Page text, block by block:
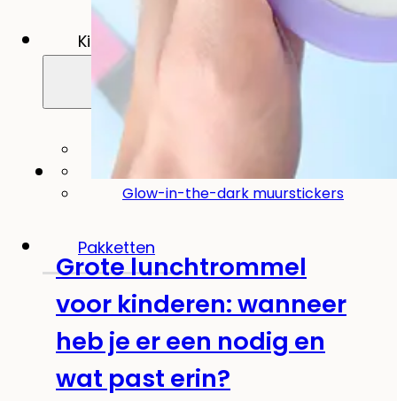
Kinderkamer
Voor de kinderkamer
Muurstickers
Glow-in-the-dark muurstickers
Pakketten
Grote lunchtrommel
voor kinderen: wanneer
heb je er een nodig en
wat past erin?